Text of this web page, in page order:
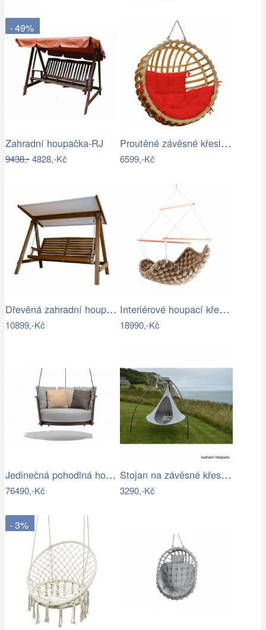
- 49%
Zahradní houpačka-RJ
9438,-4828,-Kč
Proutěné závěsné křeslo Elis, přírodní…
6599,-Kč
Dřevěná zahradní houpačka Lucas pro 4…
10899,-Kč
Interiérové houpací křeslo Swingy In…
18990,-Kč
Jedinečná pohodlná houpačka - TS
76490,-Kč
Stojan na závěsné křeslo HAKI Tempo…
3290,-Kč
- 3%